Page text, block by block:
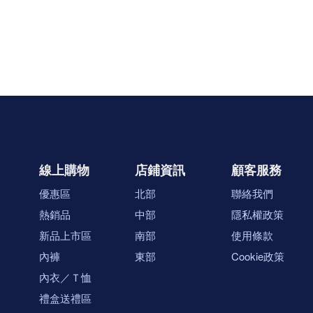
線上購物
優惠區
熱銷品
新品上市區
內褲
內衣／Ｔ恤
禮盒送禮區
店鋪資訊
北部
中部
南部
東部
顧客服務
聯絡我們
隱私權政策
使用條款
Cookie政策